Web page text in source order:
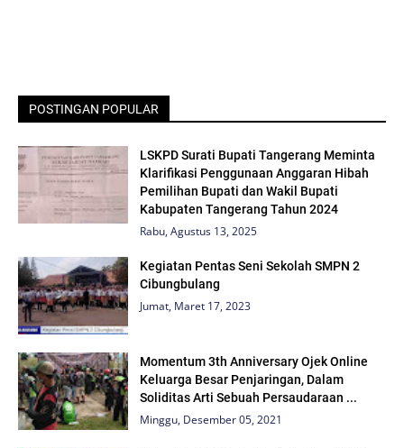
POSTINGAN POPULAR
LSKPD Surati Bupati Tangerang Meminta
Klarifikasi Penggunaan Anggaran Hibah
Pemilihan Bupati dan Wakil Bupati
Kabupaten Tangerang Tahun 2024
Rabu, Agustus 13, 2025
Kegiatan Pentas Seni Sekolah SMPN 2
Cibungbulang
Jumat, Maret 17, 2023
Momentum 3th Anniversary Ojek Online
Keluarga Besar Penjaringan, Dalam
Soliditas Arti Sebuah Persaudaraan ...
Minggu, Desember 05, 2021